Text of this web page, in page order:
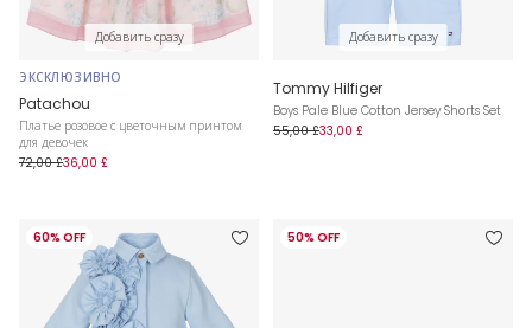
Добавить сразу
ЭКСКЛЮЗИВНО
Patachou
Платье розовое с цветочным принтом
для девочек
72,00 £36,00 £
Добавить сразу
Tommy Hilfiger
Boys Pale Blue Cotton Jersey Shorts Set
55,00 £33,00 £
60% OFF 50% OFF